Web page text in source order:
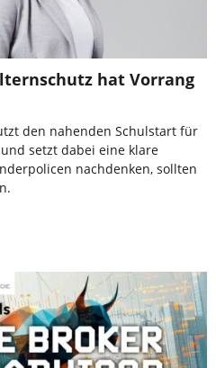
hat Vorrang
den nahenden Schulstart für
setzt dabei eine klare
nachdenken, sollten